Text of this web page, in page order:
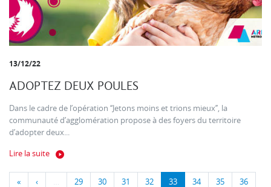
13/12/22
ADOPTEZ DEUX POULES
Dans le cadre de l’opération ‘‘Jetons moins et trions mieux’’, la
communauté d’agglomération propose à des foyers du territoire
d’adopter deux...
Lire la suite
« ‹ … 29 30 31 32 33 34 35 36